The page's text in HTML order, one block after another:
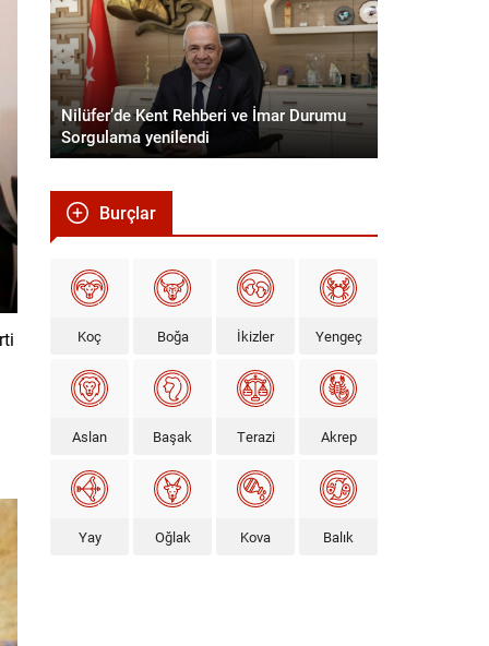
Nilüfer’de Kent Rehberi ve İmar Durumu
Sorgulama yenilendi
Burçlar
Koç Boğa İkizler Yengeç
Aslan Başak Terazi Akrep
Yay Oğlak Kova Balık